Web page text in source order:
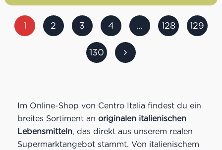
1 2 3 4 … 128 129
130
Im Online-Shop von Centro Italia findest du ein
breites Sortiment an originalen italienischen
Lebensmitteln, das direkt aus unserem realen
Supermarktangebot stammt. Von italienischem